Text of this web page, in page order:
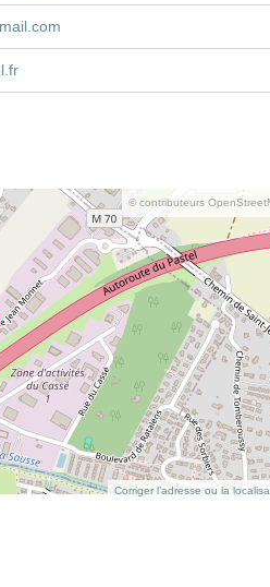
© contributeurs
Corriger l’adresse ou la